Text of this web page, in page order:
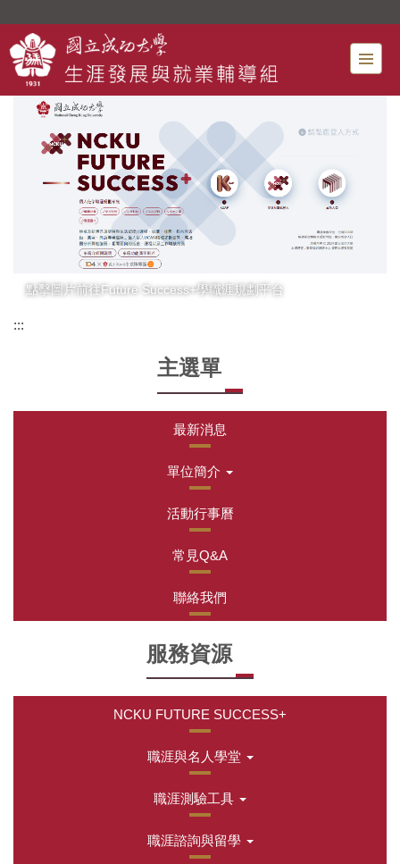
主
要
內
點擊圖片前往Future Success+學職涯規劃平台
:::
主選單
最新消息
單位簡介
活動行事曆
常見Q&A
聯絡我們
服務資源
NCKU FUTURE SUCCESS+
職涯與名人學堂
職涯測驗工具
職涯諮詢與留學